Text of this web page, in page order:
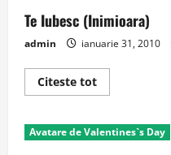
Mea
Te Iubesc (Inimioara)
admin ianuarie 31, 2010
Citeste totRead
more
Iubesc
(Inimioara)
Avatare de Valentines`s Day